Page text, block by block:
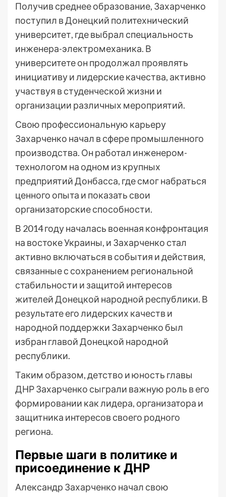
Получив среднее образование, Захарченко
поступил в Донецкий политехнический
университет, где выбрал специальность
инженера-электромеханика. В
университете он продолжал проявлять
инициативу и лидерские качества, активно
участвуя в студенческой жизни и
организации различных мероприятий.
Свою профессиональную карьеру
Захарченко начал в сфере промышленного
производства. Он работал инженером-
технологом на одном из крупных
предприятий Донбасса, где смог набраться
ценного опыта и показать свои
организаторские способности.
В 2014 году началась военная конфронтация
на востоке Украины, и Захарченко стал
активно включаться в события и действия,
связанные с сохранением региональной
стабильности и защитой интересов
жителей Донецкой народной республики. В
результате его лидерских качеств и
народной поддержки Захарченко был
избран главой Донецкой народной
республики.
Таким образом, детство и юность главы
ДНР Захарченко сыграли важную роль в его
формировании как лидера, организатора и
защитника интересов своего родного
региона.
Первые шаги в политике и
присоединение к ДНР
Александр Захарченко начал свою